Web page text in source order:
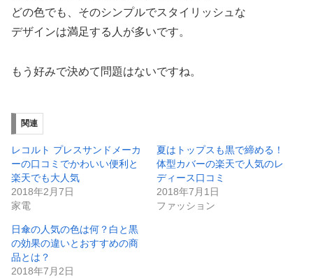
どの色でも、そのシンプルでスタイリッシュな
デザインは満足する人が多いです。
もう好みで決めて問題はないですね。
関連
レコルト プレスサンドメーカ
ーの口コミでかわいい便利と
楽天でも大人気
2018年2月7日
家電
夏はトップスも黒で締める！
体型カバーの楽天で人気のレ
ディース口コミ
2018年7月1日
ファッション
日傘の人気の色は何？白と黒
の効果の違いとおすすめの商
品とは？
2018年7月2日